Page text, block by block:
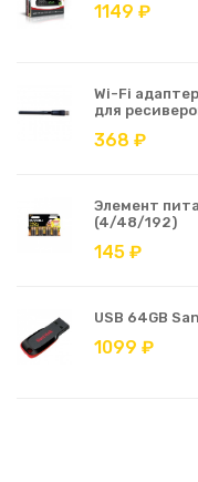
1149 ₽
Wi-Fi
для
368 ₽
Элемент
(4/48/192)
145 ₽
USB 64GB
1099 ₽